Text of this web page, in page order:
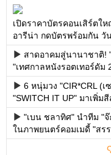
เปิดราคาบัตรคอนเสิร์ตใ
อารีน่า กดบัตรพร้อมกัน วั
สาดอาคมสู่นานาชาติ! "
"เทศกาลหนังรอตเทอร์ดัม
6 หนุ่มวง "CIR*CRL (เ
"SWITCH IT UP" มาเพิ่
"เบน ชลาทิศ" นำทีม "จ๊
ในภาพยนตร์คอมเมดี้ "สร